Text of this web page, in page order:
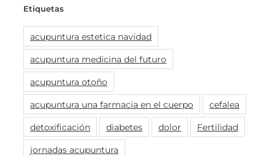
Etiquetas
acupuntura estetica navidad
acupuntura medicina del futuro
acupuntura otoño
acupuntura una farmacia en el cuerpo cefalea
detoxificación diabetes dolor Fertilidad
jornadas acupuntura